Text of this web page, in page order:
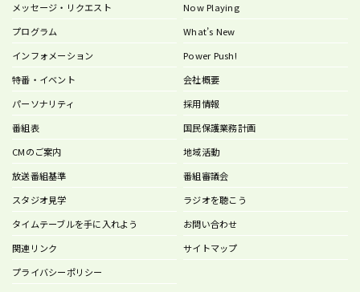
メッセージ・リクエスト
プログラム
インフォメーション
特番・イベント
パーソナリティ
番組表
CMのご案内
Now Playing
What’s New
Power Push!
会社概要
採用情報
国民保護業務計画
地域活動
放送番組基準
番組審議会
スタジオ見学
ラジオを聴こう
タイムテーブルを手に入れよう
お問い合わせ
関連リンク
サイトマップ
プライバシーポリシー